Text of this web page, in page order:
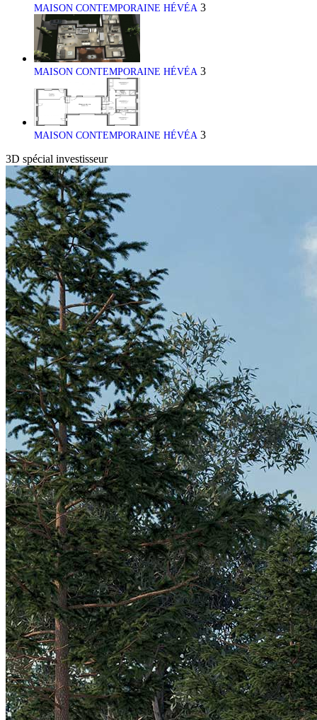
MAISON CONTEMPORAINE HÉVÉA 3
MAISON CONTEMPORAINE HÉVÉA 3
MAISON CONTEMPORAINE HÉVÉA 3
3D spécial investisseur